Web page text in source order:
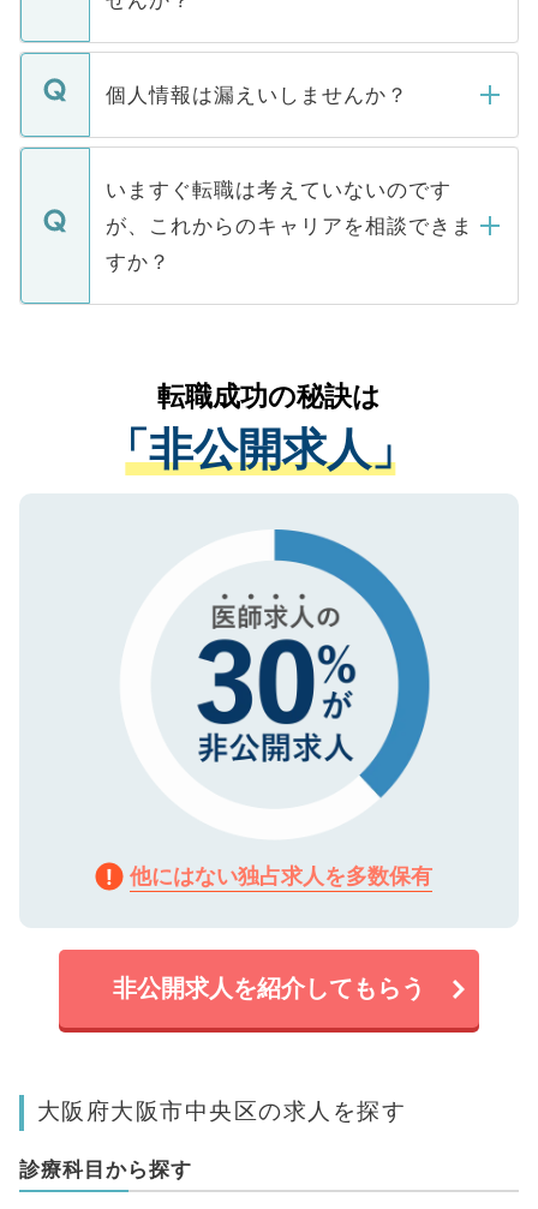
下記の理由によって、一般には公開してい
ません。
■応募殺到を避けるため 人気のある医療機
関を公にしてしまうと、応募が殺到する場
に、医療機関が求める条件に合った人材の
みを人材紹介会社に依頼するケースが増え
ています。
転職・入職を強要することは一切ありませ
ん。また、仮に応募先から内定をいただい
定を承諾する必要はありません。内定先へ
の辞退の連絡はキャリアパートナーが行い
個人情報は漏えいしませんか？
個人情報が漏えいすることはありませんの
で、ご安心ください。当サイトからの登録
などで収集したご登録者様の個人情報は、
ご本人のキャリアアップおよび転職活動の
支援を目的に使用いたします。お預かりし
ているすべての個人データはご本人の許可
は、個人情報の取り扱いについての厳密な
管理基準を満たした事業者のみに付与され
る、プライバシーマークを取得済みです。
で、機密保持に関してもご安心ください。
いますぐ転職は考えていないのです
が、これからのキャリアを相談できま
すか？
かがいして、現在の医療機関の状況や紹介
経験をまじえながら、適切なアドバイスを
させていただきます。すぐにご転職をされ
ない方には、長期的なサポートが可能です
ので、まずはご登録ください。
転職成功の秘訣は
「非公開求人」
他にはない独占求人を多数保有
非公開求人を紹介してもらう
大阪府大阪市中央区の求人を探す
診療科目から探す